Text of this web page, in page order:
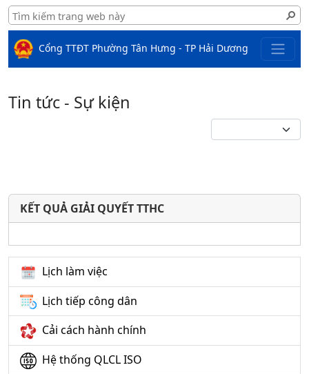
Cổng TTĐT Phường Tân Hưng - TP Hải Dương
Tin tức - Sự kiện
KẾT QUẢ GIẢI QUYẾT TTHC
Lịch làm việc
Lịch tiếp công dân
Cải cách hành chính
Hệ thống QLCL ISO